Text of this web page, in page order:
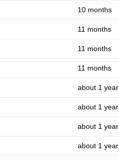
10 months
11 months
11 months
11 months
about 1 year
about 1 year
about 1 year
about 1 year